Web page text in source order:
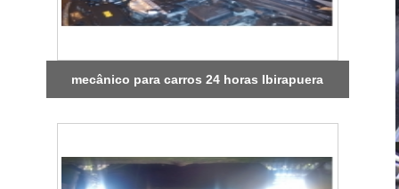
mecânico para carros 24 horas Ibirapuera